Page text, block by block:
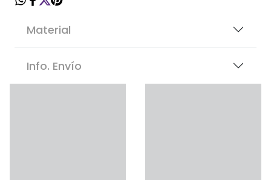
Material
Info. Envío